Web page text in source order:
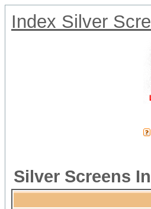
Index Silver
Silver Screens